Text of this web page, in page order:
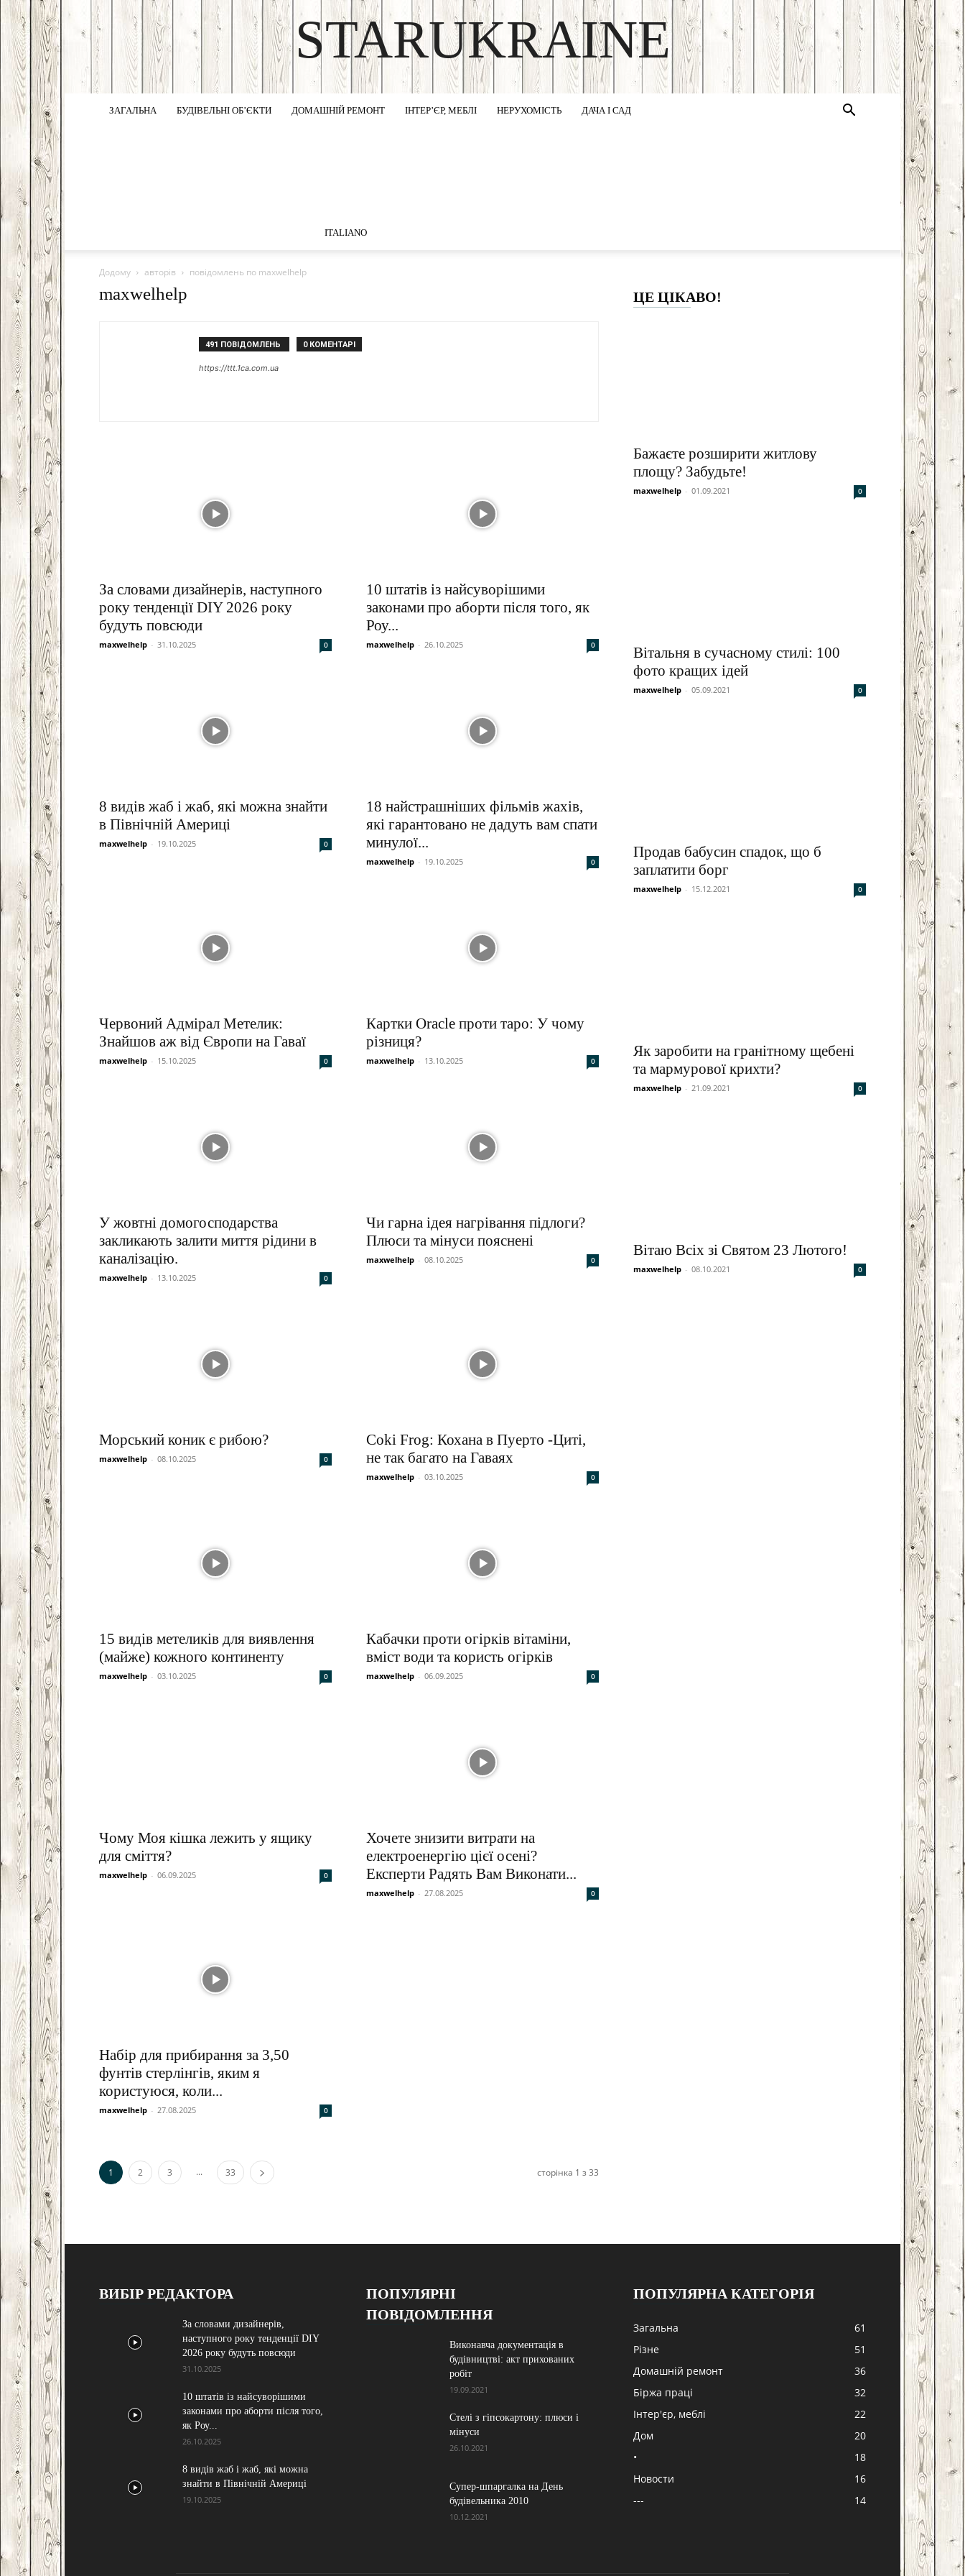
STARUKRAINE
DISCOVER THE ART OF PUBLISHING
ЗАГАЛЬНА БУДІВЕЛЬНІ ОБ’ЄКТИ ДОМАШНІЙ РЕМОНТ ІНТЕР’ЄР, МЕБЛІ НЕРУХОМІСТЬ ДАЧА І САД
ITALIANO
Додому авторів повідомлень по maxwelhelp
maxwelhelp
491 ПОВІДОМЛЕНЬ 0 КОМЕНТАРІ
https://ttt.1ca.com.ua
За словами дизайнерів, наступного
року тенденції DIY 2026 року
будуть повсюди
maxwelhelp - 31.10.2025 0
10 штатів із найсуворішими
законами про аборти після того, як
Роу...
maxwelhelp - 26.10.2025 0
8 видів жаб і жаб, які можна знайти
в Північній Америці
maxwelhelp - 19.10.2025 0
18 найстрашніших фільмів жахів,
які гарантовано не дадуть вам спати
минулої...
maxwelhelp - 19.10.2025 0
Червоний Адмірал Метелик:
Знайшов аж від Європи на Гаваї
maxwelhelp - 15.10.2025 0
Картки Oracle проти таро: У чому
різниця?
maxwelhelp - 13.10.2025 0
У жовтні домогосподарства
закликають залити миття рідини в
каналізацію.
maxwelhelp - 13.10.2025 0
Чи гарна ідея нагрівання підлоги?
Плюси та мінуси пояснені
maxwelhelp - 08.10.2025 0
Морський коник є рибою?
maxwelhelp - 08.10.2025 0
Coki Frog: Кохана в Пуерто -Циті,
не так багато на Гаваях
maxwelhelp - 03.10.2025 0
15 видів метеликів для виявлення
(майже) кожного континенту
maxwelhelp - 03.10.2025 0
Кабачки проти огірків вітаміни,
вміст води та користь огірків
maxwelhelp - 06.09.2025 0
Чому Моя кішка лежить у ящику
для сміття?
maxwelhelp - 06.09.2025 0
Хочете знизити витрати на
електроенергію цієї осені?
Експерти Радять Вам Виконати...
maxwelhelp - 27.08.2025 0
Набір для прибирання за 3,50
фунтів стерлінгів, яким я
користуюся, коли...
maxwelhelp - 27.08.2025 0
1 2 3 ... 33 сторінка 1 з 33
ЦЕ ЦІКАВО!
Бажаєте розширити житлову
площу? Забудьте!
maxwelhelp - 01.09.2021 0
Вітальня в сучасному стилі: 100
фото кращих ідей
maxwelhelp - 05.09.2021 0
Продав бабусин спадок, що б
заплатити борг
maxwelhelp - 15.12.2021 0
Як заробити на гранітному щебені
та мармурової крихти?
maxwelhelp - 21.09.2021 0
Вітаю Всіх зі Святом 23 Лютого!
maxwelhelp - 08.10.2021 0
ВИБІР РЕДАКТОРА
За словами дизайнерів,
наступного року тенденції DIY
2026 року будуть повсюди
31.10.2025
10 штатів із найсуворішими
законами про аборти після того,
як Роу...
26.10.2025
8 видів жаб і жаб, які можна
знайти в Північній Америці
19.10.2025
ПОПУЛЯРНІ
ПОВІДОМЛЕННЯ
Виконавча документація в
будівництві: акт прихованих
робіт
19.09.2021
Стелі з гіпсокартону: плюси і
мінуси
26.10.2021
Супер-шпаргалка на День
будівельника 2010
10.12.2021
ПОПУЛЯРНА КАТЕГОРІЯ
Загальна
61
Різне
51
Домашній ремонт
36
Біржа праці
32
Інтер'єр, меблі
22
Дом
20
•
18
Новости
16
---
14